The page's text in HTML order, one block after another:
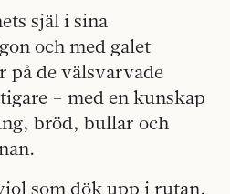
själ i sina
och med galet
på de välsvarvade
– med en kunskap
bröd, bullar och
som dök upp i rutan.